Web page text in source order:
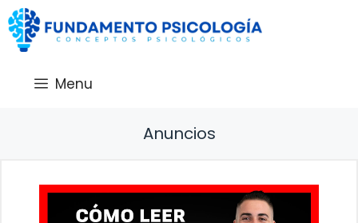
Saltar
al
contenido
Menu
Anuncios